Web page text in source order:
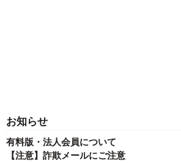
お知らせ
有料版・法人会員について
【注意】詐欺メールにご注意